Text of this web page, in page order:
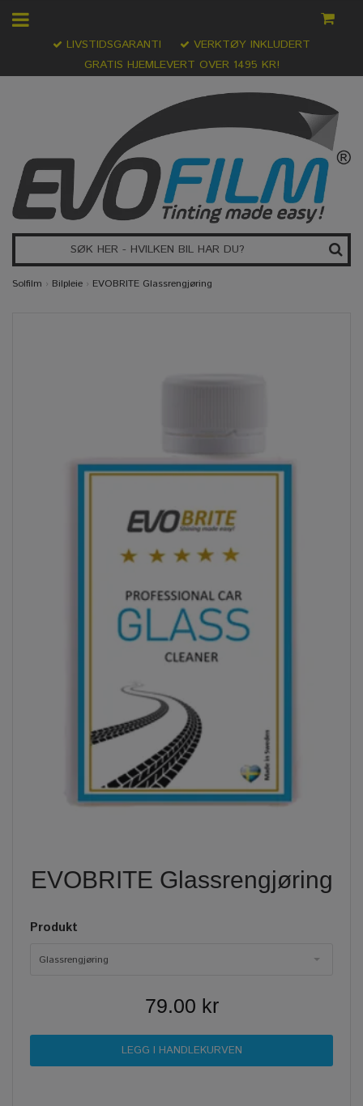
GRATIS HJEMLEVERT OVER 1495 KR!
LIVSTIDSGARANTI VERKTØY INKLUDERT
Solfilm › Bilpleie › EVOBRITE Glassrengjøring
EVOBRITE Glassrengjøring
Produkt
Glassrengjøring
79.00 kr